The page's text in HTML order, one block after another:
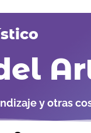
y otras